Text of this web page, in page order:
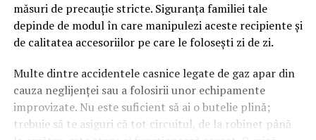
măsuri de precauție stricte. Siguranța familiei tale
depinde de modul în care manipulezi aceste recipiente și
de calitatea accesoriilor pe care le folosești zi de zi.
Multe dintre accidentele casnice legate de gaz apar din
cauza neglijenței sau a folosirii unor echipamente
improvizate. Nu este suficient să ai o butelie plină;
trebuie să te asiguri că tot circuitul, de la robinet până